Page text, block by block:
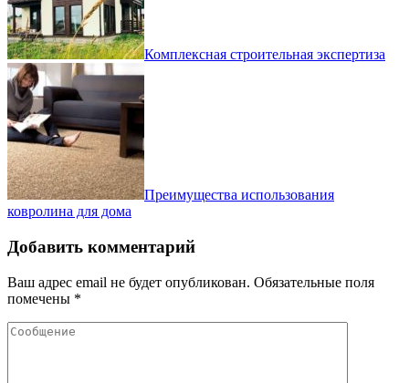
Комплексная строительная экспертиза
Преимущества использования
ковролина для дома
Добавить комментарий
Ваш адрес email не будет опубликован. Обязательные поля
помечены *